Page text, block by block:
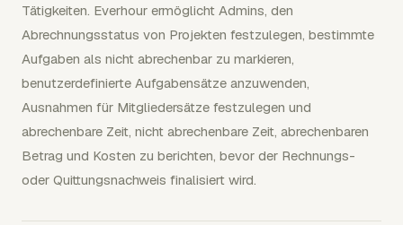
Tätigkeiten. Everhour ermöglicht Admins, den
Abrechnungsstatus von Projekten festzulegen, bestimmte
Aufgaben als nicht abrechenbar zu markieren,
benutzerdefinierte Aufgabensätze anzuwenden,
Ausnahmen für Mitgliedersätze festzulegen und
abrechenbare Zeit, nicht abrechenbare Zeit, abrechenbaren
Betrag und Kosten zu berichten, bevor der Rechnungs-
oder Quittungsnachweis finalisiert wird.